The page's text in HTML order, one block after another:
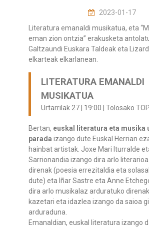
2023-01-17
Literatura emanaldi musikatua, eta
eman zion ontzia” erakusketa
Galtzaundi Euskara Taldeak eta
elkarteak elkarlanean.
LITERATURA EMANALDI
MUSIKATUA
Urtarrilak 27 | 19:00 | Tolosako
Bertan, euskal literatura eta musika
parada izango dute Euskal Herrian
hainbat artistak. Joxe Mari Iturralde
Sarrionandia izango dira arlo
direnak (poesia errezitaldia eta
dute) eta Iñar Sastre eta Anne
dira arlo musikalaz arduratuko
kazetari eta idazlea izango da saioa
arduraduna.
Emanaldian, euskal literatura izango